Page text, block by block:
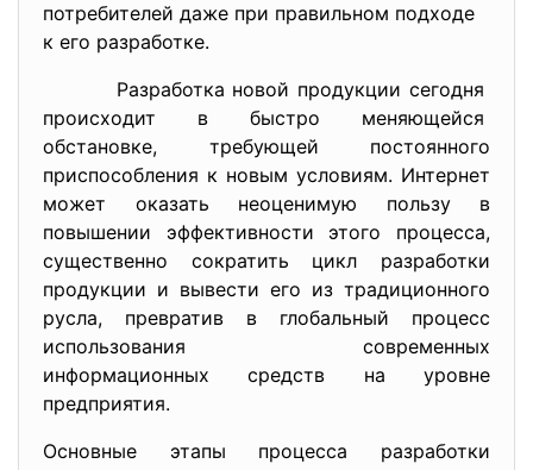
потребителей даже при правильном подходе
к его разработке.
Разработка новой продукции сегодня
происходит в быстро меняющейся
обстановке, требующей постоянного
приспособления к новым условиям. Интернет
может оказать неоценимую пользу в
повышении эффективности этого процесса,
существенно сократить цикл разработки
продукции и вывести его из традиционного
русла, превратив в глобальный процесс
использования современных
информационных средств на уровне
предприятия.
Основные этапы процесса разработки